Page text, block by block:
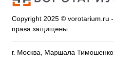
Copyright 2025 © vorotarium.ru
права защищены.
г. Москва, Маршала Тимошенко